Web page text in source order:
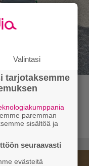
lunastaa
Valintasi
tarjotaksemme
paremman
sisältöä ja
seuraavasti
evästeitä